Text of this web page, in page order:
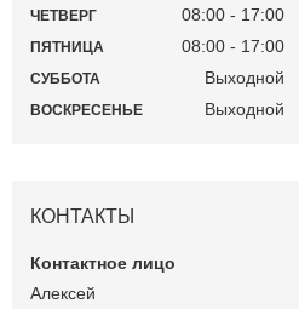
ЧЕТВЕРГ 08:00 17:00
ПЯТНИЦА 08:00 17:00
СУББОТА Выходной
ВОСКРЕСЕНЬЕ Выходной
КОНТАКТЫ
Алексей